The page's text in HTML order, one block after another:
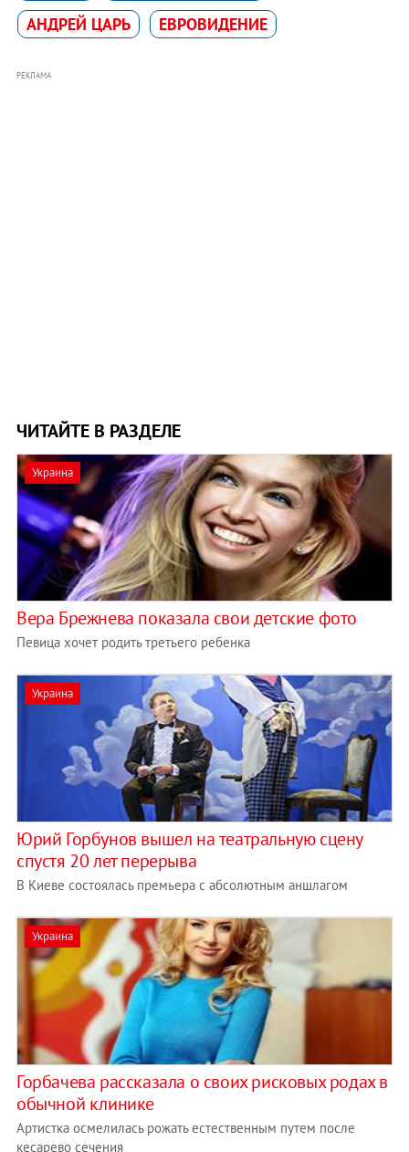
АНДРЕЙ ЦАРЬ ЕВРОВИДЕНИЕ
РЕКЛАМА
ЧИТАЙТЕ В РАЗДЕЛЕ
Украина
Вера Брежнева показала свои детские фото
Певица хочет родить третьего ребенка
Украина
Юрий Горбунов вышел на театральную сцену
спустя 20 лет перерыва
В Киеве состоялась премьера с абсолютным аншлагом
Украина
Горбачева рассказала о своих рисковых родах в
обычной клинике
Артистка осмелилась рожать естественным путем после
кесарево сечения